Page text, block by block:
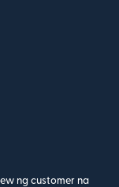
ng customer na